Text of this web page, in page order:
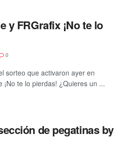
y FRGrafix ¡No te lo
0
sorteo que activaron ayer en
te lo pierdas! ¿Quieres un ...
de pegatinas by